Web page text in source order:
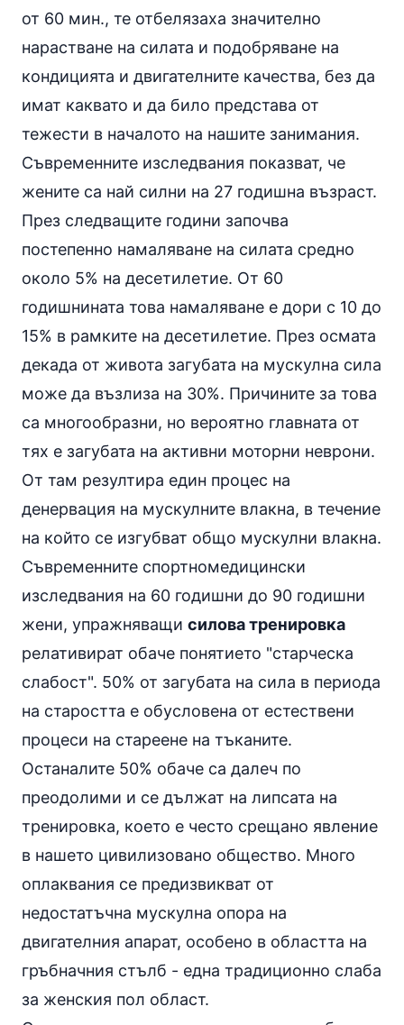
от 60 мин., те отбелязаха значително
нарастване на силата и подобряване на
кондицията и двигателните качества, без да
имат каквато и да било представа от
тежести в началото на нашите занимания.
Съвременните изследвания показват, че
жените са най силни на 27 годишна възраст.
През следващите години започва
постепенно намаляване на силата средно
около 5% на десетилетие. От 60
годишнината това намаляване е дори с 10 до
15% в рамките на десетилетие. През осмата
декада от живота загубата на мускулна сила
може да възлиза на 30%. Причините за това
са многообразни, но вероятно главната от
тях е загубата на активни моторни неврони.
От там резултира един процес на
денервация на мускулните влакна, в течение
на който се изгубват общо мускулни влакна.
Съвременните спортномедицински
изследвания на 60 годишни до 90 годишни
жени, упражняващи силова тренировка
релативират обаче понятието "старческа
слабост". 50% от загубата на сила в периода
на старостта е обусловена от естествени
процеси на стареене на тъканите.
Останалите 50% обаче са далеч по
преодолими и се дължат на липсата на
тренировка, което е често срещано явление
в нашето цивилизовано общество. Много
оплаквания се предизвикват от
недостатъчна мускулна опора на
двигателния апарат, особено в областта на
гръбначния стълб - една традиционно слаба
за женския пол област.